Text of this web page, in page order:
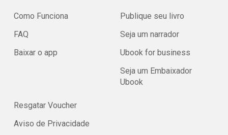
Como Funciona
FAQ
Baixar o app
Publique seu livro
Seja um narrador
Ubook for business
Seja um Embaixador
Ubook
Resgatar Voucher
Aviso de Privacidade